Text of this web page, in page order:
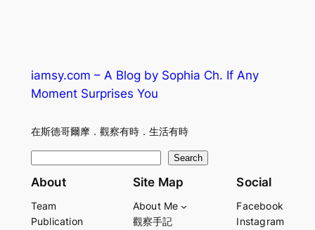
iamsy.com – A Blog by Sophia Ch. If Any
Moment Surprises You
在斯德哥爾摩．觀察有時．生活有時
e
r
Search
About
Team
Publication
Site Map
About Me
觀察手記
Social
Facebook
Instagram